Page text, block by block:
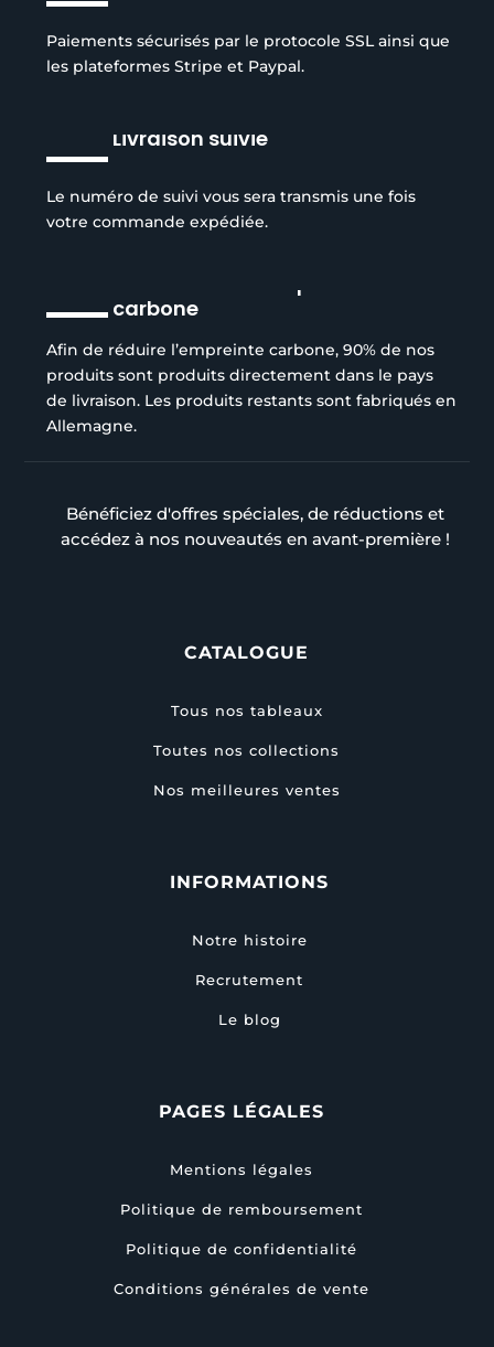
Paiements sécurisés par le protocole SSL ainsi que
les plateformes Stripe et Paypal.
Livraison suivie
Le numéro de suivi vous sera transmis une fois
votre commande expédiée.
Réduction de l’empreinte
carbone
Afin de réduire l’empreinte carbone, 90% de nos
produits sont produits directement dans le pays
de livraison. Les produits restants sont fabriqués en
Allemagne.
Bénéficiez d'offres spéciales, de réductions et
accédez à nos nouveautés en avant-première !
CATALOGUE
Tous nos tableaux
Toutes nos collections
Nos meilleures ventes
INFORMATIONS
Notre histoire
Recrutement
Le blog
PAGES LÉGALES
Mentions légales
Politique de remboursement
Politique de confidentialité
Conditions générales de vente